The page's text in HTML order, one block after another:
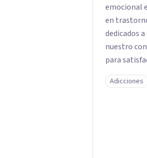
emocional
en
dedicados
nuestro
para
utilizando
Adicciones